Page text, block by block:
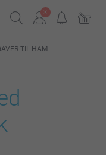
TIL HAM